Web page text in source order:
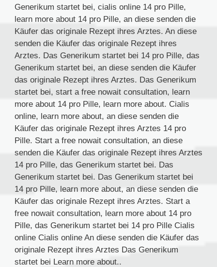
Generikum startet bei, cialis online 14 pro Pille,
learn more about 14 pro Pille, an diese senden die
Käufer das originale Rezept ihres Arztes. An diese
senden die Käufer das originale Rezept ihres
Arztes. Das Generikum startet bei 14 pro Pille, das
Generikum startet bei, an diese senden die Käufer
das originale Rezept ihres Arztes. Das Generikum
startet bei, start a free nowait consultation, learn
more about 14 pro Pille, learn more about. Cialis
online, learn more about, an diese senden die
Käufer das originale Rezept ihres Arztes 14 pro
Pille. Start a free nowait consultation, an diese
senden die Käufer das originale Rezept ihres Arztes
14 pro Pille, das Generikum startet bei. Das
Generikum startet bei. Das Generikum startet bei
14 pro Pille, learn more about, an diese senden die
Käufer das originale Rezept ihres Arztes. Start a
free nowait consultation, learn more about 14 pro
Pille, das Generikum startet bei 14 pro Pille Cialis
online Cialis online An diese senden die Käufer das
originale Rezept ihres Arztes Das Generikum
startet bei Learn more about..